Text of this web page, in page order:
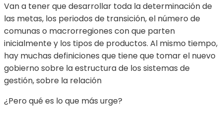
Van a tener que desarrollar toda la determinación de
las metas, los periodos de transición, el número de
comunas o macrorregiones con que parten
inicialmente y los tipos de productos. Al mismo tiempo,
hay muchas definiciones que tiene que tomar el nuevo
gobierno sobre la estructura de los sistemas de
gestión, sobre la relación
¿Pero qué es lo que más urge?